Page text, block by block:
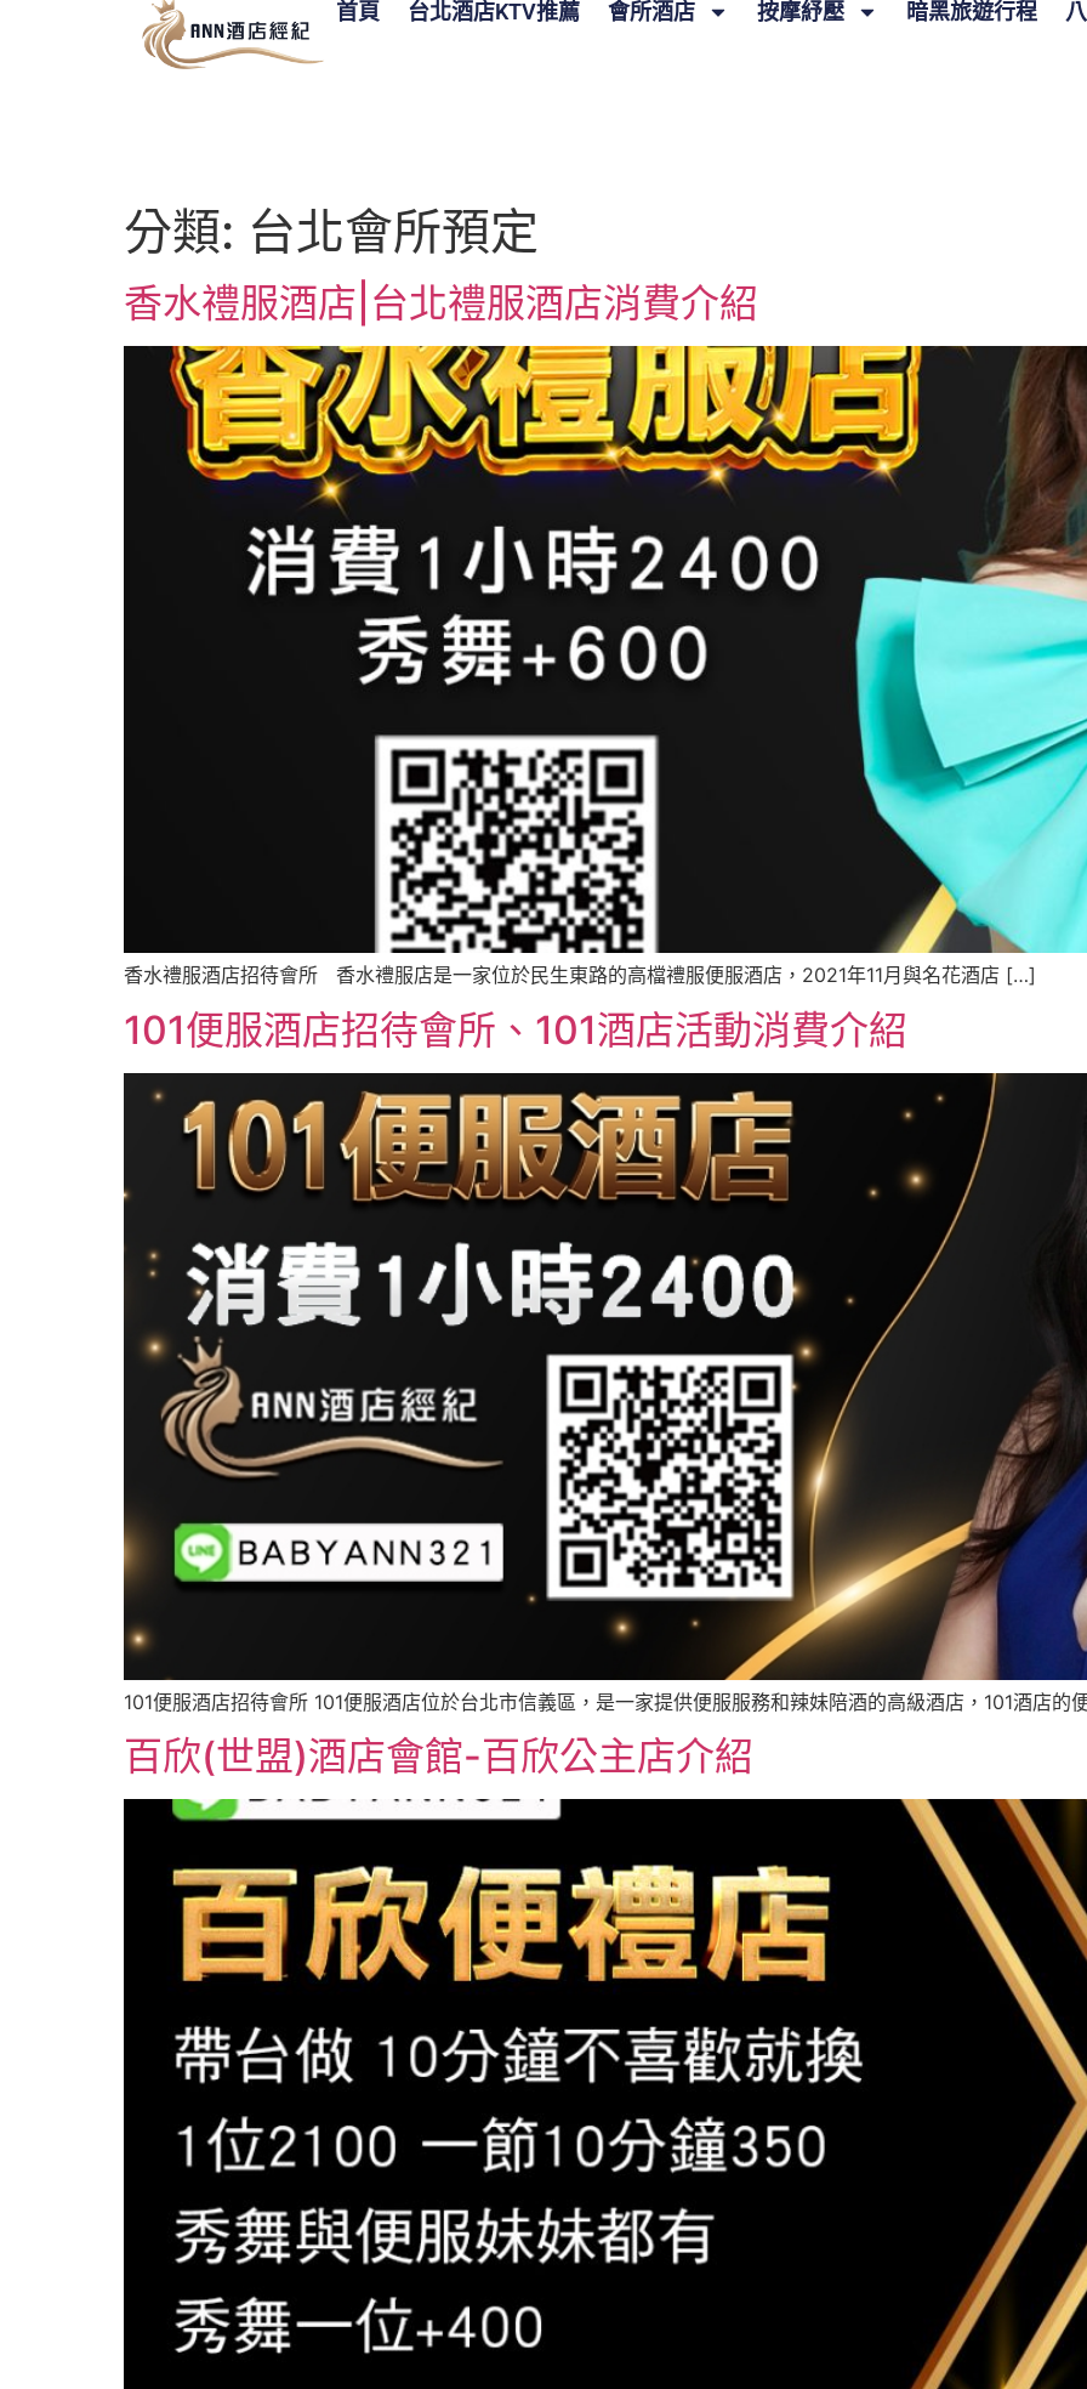
首頁 台北酒店KTV推薦 會所酒店 按摩紓壓 暗黑旅遊行程
分類: 台北會所預定
香水禮服酒店|台北禮服酒店消費介紹
香水禮服酒店招待會所 香水禮服店是一家位於民生東路的高檔禮服便服酒店，2021年11月與名花酒店 […]
101便服酒店招待會所、101酒店活動消費介紹
101便服酒店招待會所 101便服酒店位於台北市信義區，是一家提供便服服務和辣妹陪酒的高級酒店，101酒店的
百欣(世盟)酒店會館-百欣公主店介紹